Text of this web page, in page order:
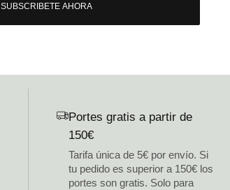
SUBSCRIBETE AHORA
Portes gratis a partir de
150€
Tarifa única de 5€ por envío. Si
tu pedido es superior a 150€ los
portes son gratis. Solo para